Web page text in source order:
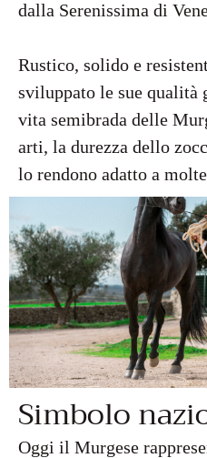
dalla Serenissima di
Rustico, solido e
sviluppato le sue qualità
vita semibrada delle
arti, la durezza dello
lo rendono adatto a
Simbolo
Oggi il Murgese